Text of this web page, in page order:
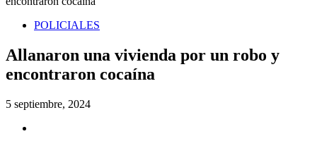
POLICIALES
Allanaron una vivienda por un robo y
encontraron cocaína
5 septiembre, 2024